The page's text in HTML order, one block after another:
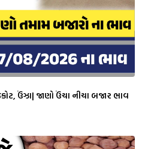
ઉંઝા| જાણો ઉંચા નીચા બજાર ભાવ